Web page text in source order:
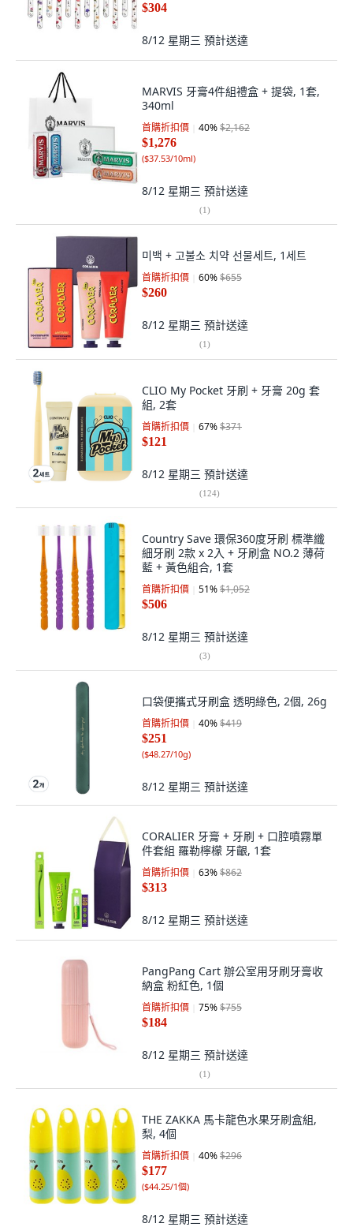
$304
8/12 星期三 預計送達
MARVIS 牙膏4件組禮盒 + 提袋, 1套,
340ml
首購折扣價 40%$2,162
$1,276
($37.53/10ml)
8/12 星期三 預計送達
(1)
미백 + 고불소 치약 선물세트, 1세트
首購折扣價 60%$655
$260
8/12 星期三 預計送達
(1)
CLIO My Pocket 牙刷 + 牙膏 20g 套
組, 2套
首購折扣價 67%$371
$121
8/12 星期三 預計送達
(124)
Country Save 環保360度牙刷 標準纖
細牙刷 2款 x 2入 + 牙刷盒 NO.2 薄荷
藍 + 黃色組合, 1套
首購折扣價 51%$1,052
$506
8/12 星期三 預計送達
(3)
口袋便攜式牙刷盒 透明綠色, 2個, 26g
首購折扣價 40%$419
$251
($48.27/10g)
8/12 星期三 預計送達
CORALIER 牙膏 + 牙刷 + 口腔噴霧單
件套組 羅勒檸檬 牙齦, 1套
首購折扣價 63%$862
$313
8/12 星期三 預計送達
PangPang Cart 辦公室用牙刷牙膏收
納盒 粉紅色, 1個
首購折扣價 75%$755
$184
8/12 星期三 預計送達
(1)
THE ZAKKA 馬卡龍色水果牙刷盒組,
梨, 4個
首購折扣價 40%$296
$177
($44.25/1個)
8/12 星期三 預計送達